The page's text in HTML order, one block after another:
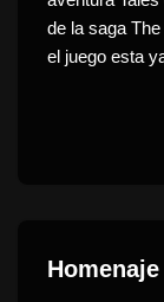
de la saga
el juego esta